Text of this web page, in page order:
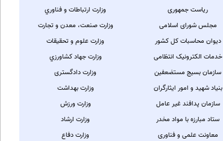
ریاست جمهوری
مجلس شورای اسلامی
دیوان محاسبات کل کشور
خدمات الکترونیک انتظامی
سازمان بسیج مستضعفین
بنیاد شهید و امور ایثارگران
سازمان پدافند غیر عامل
ستاد مبارزه با مواد مخدر
معاونت علمی و فناوری
وزارت ارتباطات و فناوري
وزارت صنعت، معدن و تجارت
وزارت علوم و تحقیقات
وزارت جهاد کشاورزي
وزارت دادگستری
وزارت بهداشت
وزارت ورزش
وزارت ارشاد
وزارت دفاع